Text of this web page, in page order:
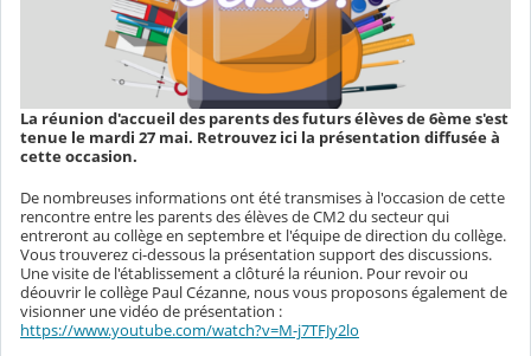
La réunion d'accueil des parents des futurs élèves de 6ème s'est
tenue le mardi 27 mai. Retrouvez ici la présentation diffusée à
cette occasion.
De nombreuses informations ont été transmises à l'occasion de cette
rencontre entre les parents des élèves de CM2 du secteur qui
entreront au collège en septembre et l'équipe de direction du collège.
Vous trouverez ci-dessous la présentation support des discussions.
Une visite de l'établissement a clôturé la réunion. Pour revoir ou
déouvrir le collège Paul Cézanne, nous vous proposons également de
visionner une vidéo de présentation :
https://www.youtube.com/watch?v=M-j7TFJy2lo